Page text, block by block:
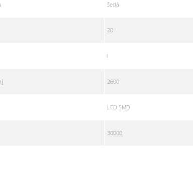
šedá
20
I
2600
LED SMD
30000